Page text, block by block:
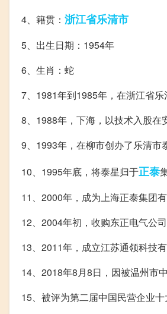
4、籍贯： 浙江省乐清市
5、出生日期：1954年
6、生肖：蛇
7、1981年到1985年，在浙江省乐
8、1988年，下海，以技术入股在
9、1993年，在柳市创办了乐清市
10、1995年底，将泰星归于正泰
11、2000年，成为上海正泰集团有
12、2004年初，收购东正电气公
13、2011年，成立江苏通领科技有
14、2018年8月8日，因被温州市
15、被评为第二届中国民营企业